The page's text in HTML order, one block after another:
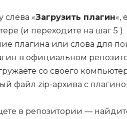
слева «Загрузить плагин«,
(и переходите на шаг 5 )
плагина или слова для
в официальном
со своего
файл zip-архива с
в репозитории —